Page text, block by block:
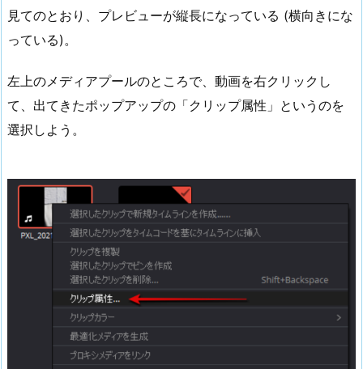
見てのとおり、プレビューが縦長になっている (横向きにな
っている)。
左上のメディアプールのところで、動画を右クリックし
て、出てきたポップアップの「クリップ属性」というのを
選択しよう。